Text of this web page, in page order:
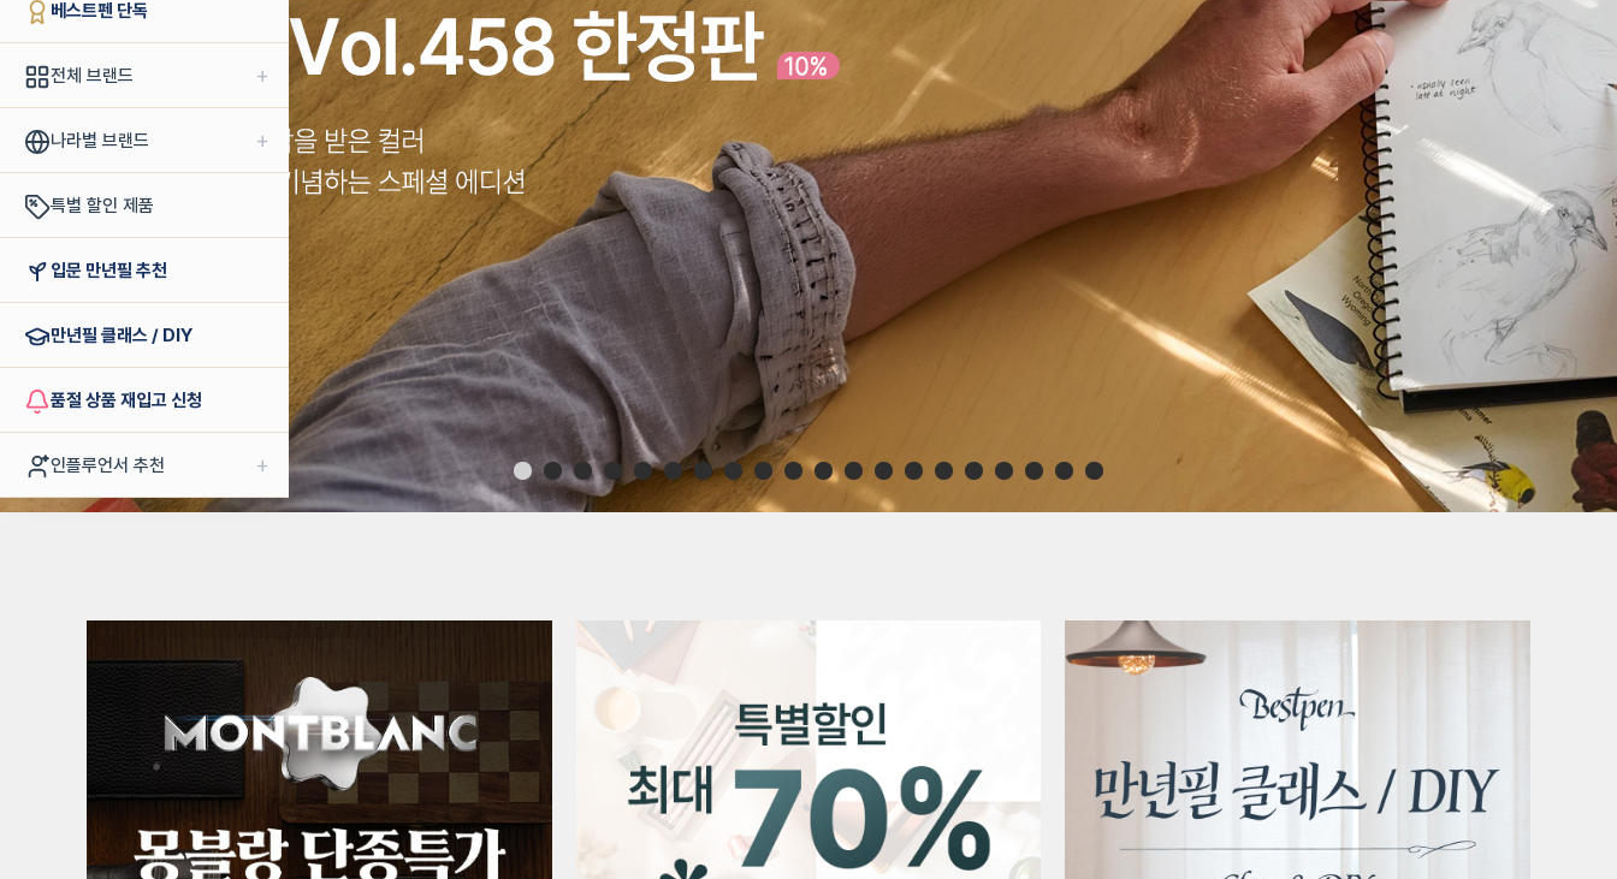
베스트펜 단독
전체 브랜드 +
나라별 브랜드 +
특별 할인 제품
입문 만년필 추천
만년필 클래스 / DIY
품절 상품 재입고 신청
인플루언서 추천 +